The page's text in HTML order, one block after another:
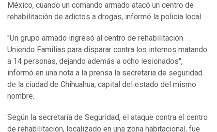
México, cuando un comando armado atacó un centro de
rehabilitación de adictos a drogas, informó la policía local.
"Un grupo armado ingresó al centro de rehabilitación
Uniendo Familias para disparar contra los internos matando
a 14 personas, dejando además a ocho lesionados",
informó en una nota a la prensa la secretaria de seguridad
de la ciudad de Chihuahua, capital del estado del mismo
nombre.
Según la secretaría de Seguridad, el ataque contra el centro
de rehabilitación, localizado en una zona habitacional, fue